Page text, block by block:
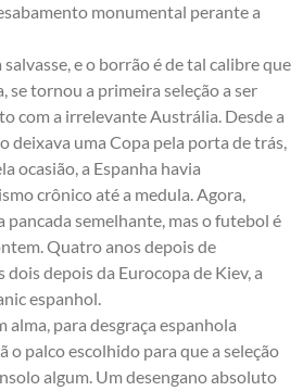
monumental perante a
e o borrão é de tal calibre que
se tornou a primeira seleção a ser
com a irrelevante Austrália. Desde a
deixava uma Copa pela porta de trás,
ocasião, a Espanha havia
crônico até a medula. Agora,
pancada semelhante, mas o futebol é
Quatro anos depois de
dois depois da Eurocopa de Kiev, a
espanhol.
para desgraça espanhola
o palco escolhido para que a seleção
algum. Um desengano absoluto